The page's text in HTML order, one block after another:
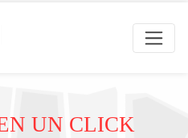
UN CLICK